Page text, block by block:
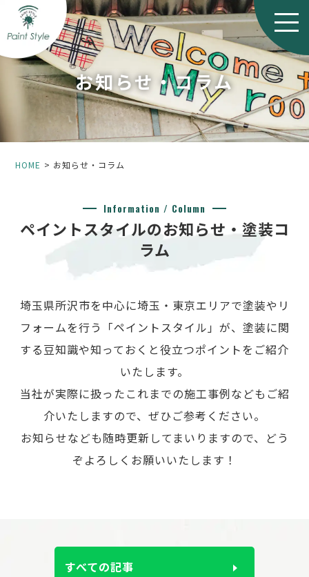
お知らせ・コラム
HOME お知らせ・コラム
Information / Column
ペイントスタイルのお知らせ・塗装コ
ラム
埼玉県所沢市を中心に埼玉・東京エリアで塗装やリ
フォームを行う「ペイントスタイル」が、 塗装に関
する豆知識や知っておくと役立つポイントをご紹介
いたします。
当社が実際に扱ったこれまでの施工事例などもご紹
介いたしますので、ぜひご参考ください。
お知らせなども随時更新してまいりますので、どう
ぞよろしくお願いいたします！
すべての記事